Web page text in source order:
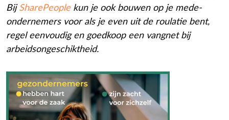
BijSharePeoplekun je ook bouwen op je mede-
ondernemers voor als je even uit de roulatie bent,
regel eenvoudig en goedkoop een vangnet bij
arbeidsongeschiktheid.